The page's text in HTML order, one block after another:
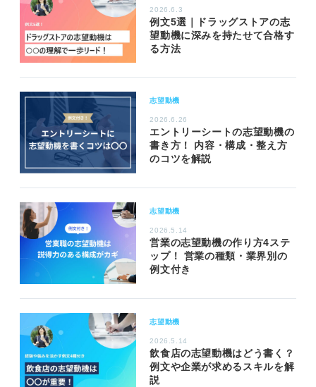
2026.6.3
例文5選｜ドラッグストアの志
望動機に深みを持たせて合格す
る方法
志望動機
2026.6.26
エントリーシートの志望動機の
書き方！ 内容・構成・整え方
のコツを解説
志望動機
2026.5.14
営業の志望動機の作り方4ステ
ップ！ 営業の種類・業界別の
例文付き
志望動機
2026.5.14
飲食店の志望動機はどう書く？
例文や企業が求めるスキルを解
説